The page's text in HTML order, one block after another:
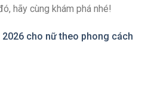
hãy cùng khám phá nhé!
2026 cho nữ theo phong cách